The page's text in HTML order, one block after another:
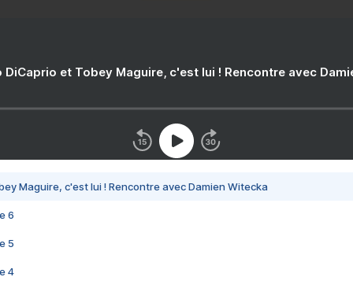
DiCaprio et Tobey Maguire, c'est lui ! Rencontre avec
Maguire, c'est lui ! Rencontre avec Damien Witecka
6
5
4